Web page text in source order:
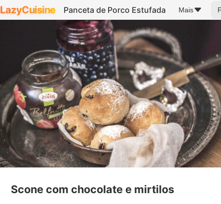
LazyCuisine Panceta de Porco Estufada Mais
Scone com chocolate e mirtilos